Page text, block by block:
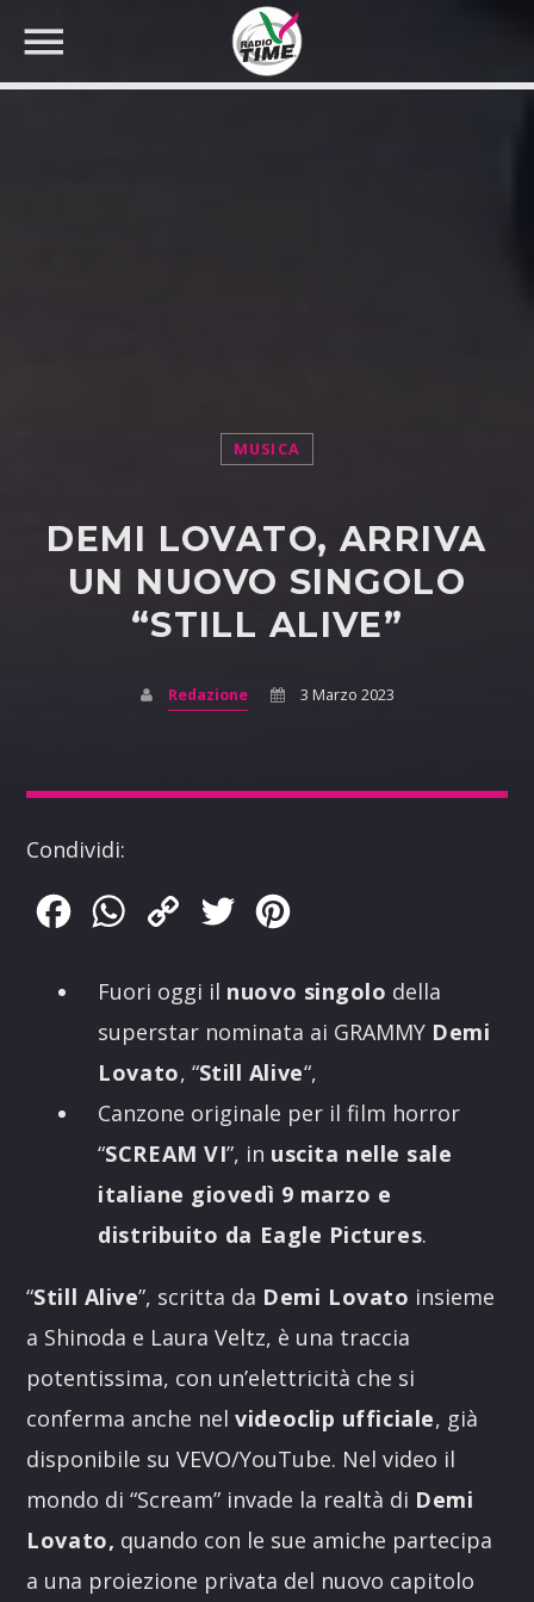
MUSICA
DEMI LOVATO, ARRIVA
UN NUOVO SINGOLO
“STILL ALIVE”
Redazione 3 Marzo 2023
Condividi:
FacebookWhatsApp
Copy
Twitter
Fuori oggi il nuovo singolo della
superstar nominata ai GRAMMY Demi
Lovato, “Still Alive“,
Canzone originale per il film horror
“SCREAM VI”, in uscita nelle sale
italiane giovedì 9 marzo e
distribuito da Eagle Pictures.
“Still Alive”, scritta da Demi Lovato insieme
a Shinoda e Laura Veltz, è una traccia
potentissima, con un’elettricità che si
conferma anche nelvideoclip ufficiale, già
disponibile su VEVO/YouTube. Nel video il
mondo di “Scream” invade la realtà di Demi
Lovato, quando con le sue amiche partecipa
a una proiezione privata del nuovo capitolo